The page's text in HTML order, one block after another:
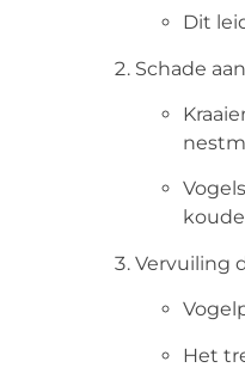
Dit
Schade
Vervuiling
Het